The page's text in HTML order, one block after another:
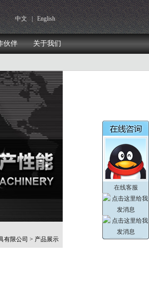
中文 | English
伙伴 关于我们
有限公司 > 产品展示
在线客服